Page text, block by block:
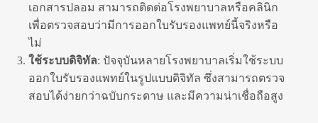
เอกสารปลอม สามารถติดต่อโรงพยาบาลหรือคลินิก
เพื่อตรวจสอบว่ามีการออกใบรับรองแพทย์นี้จริงหรือ
ไม่
ใช้ระบบดิจิทัล: ปัจจุบันหลายโรงพยาบาลเริ่มใช้ระบบ
ออกใบรับรองแพทย์ในรูปแบบดิจิทัล ซึ่งสามารถตรวจ
สอบได้ง่ายกว่าฉบับกระดาษ และมีความน่าเชื่อถือสูง